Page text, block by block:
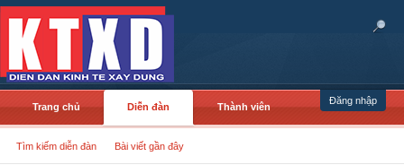
Đăng nhập
Trang chủ Diễn đàn
Tìm kiếm diễn đàn Bài viết gần đây
Thành viên